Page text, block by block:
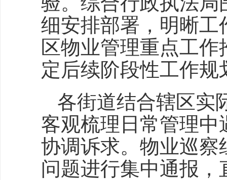
细安排部署，明晰
区物业管理重点工
定后续阶段性工作规
各街道结合辖区实
客观梳理日常管理
协调诉求。物业巡
问题进行集中通报